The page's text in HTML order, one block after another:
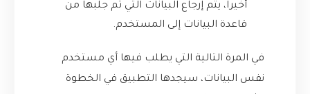
أخيراً، يتم إرجاع البيانات التي تم جلبها من
قاعدة البيانات إلى المستخدم.
في المرة التالية التي يطلب فيها أي مستخدم
نفس البيانات، سيجدها التطبيق في الخطوة